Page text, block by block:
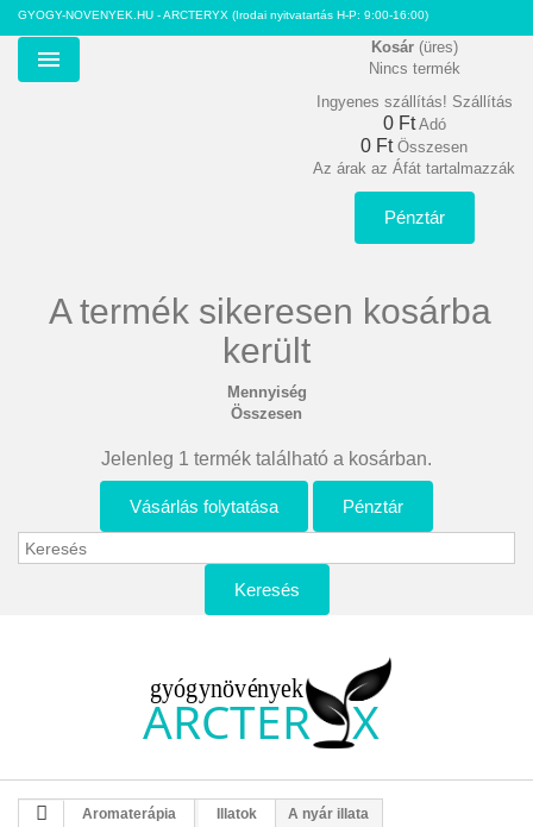
GYOGY-NOVENYEK.HU - ARCTERYX (Irodai nyitvatartás H-P: 9:00-16:00)
Menu
Kosár (üres)
Nincs termék
Ingyenes szállítás! Szállítás
0 Ft‎ Adó
0 Ft‎ Összesen
Az árak az Áfát tartalmazzák
Pénztár
A termék sikeresen kosárba
került
Mennyiség
Összesen
Jelenleg 1 termék található a kosárban.
Vásárlás folytatása Pénztár
Keresés
Aromaterápia Illatok A nyár illata